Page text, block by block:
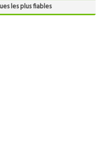
les plus fiables